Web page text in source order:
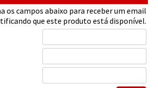
os campos abaixo para receber um email
que este produto está disponível.